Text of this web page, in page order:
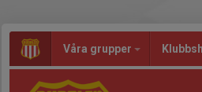
Våra grupper